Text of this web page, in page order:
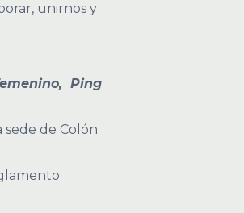
unirnos y
Ping
sede de Colón